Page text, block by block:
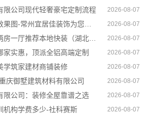
限公司现代轻奢豪宅定制流程 2026-08-07
2026-08-07
2026-08-07
家实惠，顶派全铝高端定制 2026-08-07
学筑家建材商铺装修 2026-08-07
庆御墅建筑材料有限公司 2026-08-07
限公司：装修全屋靠谱之选 2026-08-07
机构学费多少-社科赛斯 2026-08-07